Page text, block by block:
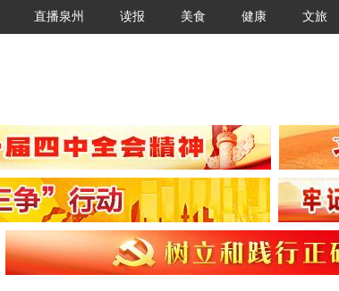
直播泉州 读报 美食 健康 文旅